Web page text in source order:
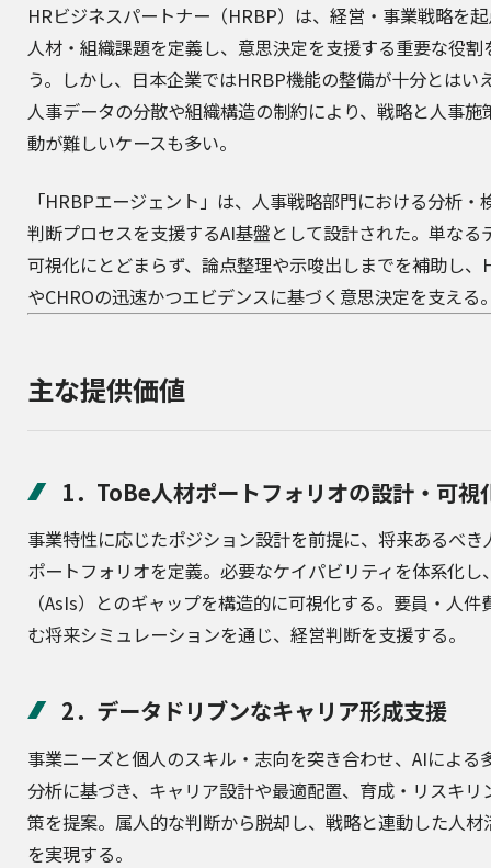
HRビジネスパートナー（HRBP）は、経営・事業戦略を
人材・組織課題を定義し、意思決定を支援する重要な役割
う。しかし、日本企業ではHRBP機能の整備が十分とはい
人事データの分散や組織構造の制約により、戦略と人事施
動が難しいケースも多い。
「HRBPエージェント」は、人事戦略部門における分析・
判断プロセスを支援するAI基盤として設計された。単なる
可視化にとどまらず、論点整理や示唆出しまでを補助し、
やCHROの迅速かつエビデンスに基づく意思決定を支える
主な提供価値
1．ToBe人材ポートフォリオの設計・可視
事業特性に応じたポジション設計を前提に、将来あるべき
ポートフォリオを定義。必要なケイパビリティを体系化し
（AsIs）とのギャップを構造的に可視化する。要員・人件
む将来シミュレーションを通じ、経営判断を支援する。
2．データドリブンなキャリア形成支援
事業ニーズと個人のスキル・志向を突き合わせ、AIによる
分析に基づき、キャリア設計や最適配置、育成・リスキリ
策を提案。属人的な判断から脱却し、戦略と連動した人材
を実現する。